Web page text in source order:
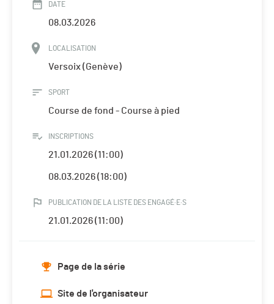
DATE
08.03.2026
LOCALISATION
Versoix (Genève)
SPORT
Course de fond - Course à pied
INSCRIPTIONS
21.01.2026 (11:00)
08.03.2026 (18:00)
PUBLICATION DE LA LISTE DES ENGAGÉ·E·S
21.01.2026 (11:00)
Page de la série
Site de l'organisateur